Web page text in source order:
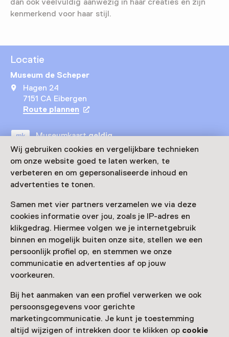
Wij gebruiken cookies en vergelijkbare technieken
om onze website goed te laten werken, te
verbeteren en om gepersonaliseerde inhoud en
advertenties te tonen.
Samen met vier partners verzamelen we via deze
cookies informatie over jou, zoals je IP-adres en
klikgedrag. Hiermee volgen we je internetgebruik
binnen en mogelijk buiten onze site, stellen we een
persoonlijk profiel op, en stemmen we onze
communicatie en advertenties af op jouw
voorkeuren.
Bij het aanmaken van een profiel verwerken we ook
persoonsgegevens voor gerichte
marketingcommunicatie. Je kunt je toestemming
altijd wijzigen of intrekken door te klikken op cookie
dan ook veelvuldig aanwezig in haar creaties en zijn
kenmerkend voor haar stijl.
Locatie
Museum de Scheper
Hagen 24
7151 CA Eibergen
Route plannen Opent in een nieuw tabblad
Museumkaartgeldig
Bezoek museumpagina
Nog meer ontdekken